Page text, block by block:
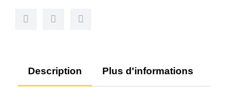
Description Plus d'informations